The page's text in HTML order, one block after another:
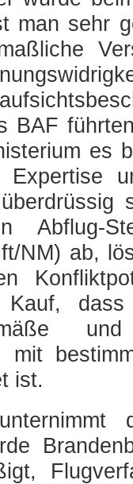
man sehr
BAF
es
Expertise
Abflug-
ft‍/‍NM) ab,
Kauf,
mit
ist.